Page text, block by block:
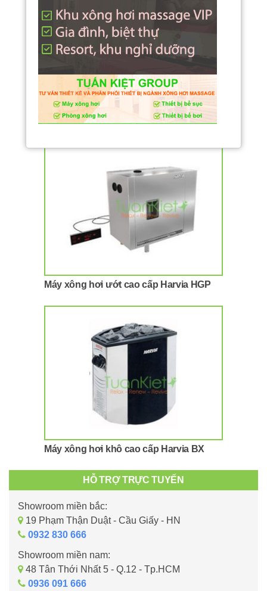
Máy xông hơi khô cao cấp HP 6 KW
Máy xông hơi ướt cao cấp Harvia HGP
Máy xông hơi khô cao cấp Harvia BX
HỖ TRỢ TRỰC TUYẾN
Showroom miền bắc:
19 Phạm Thận Duật - Cầu Giấy - HN
0932 830 666
Showroom miền nam:
48 Tân Thới Nhất 5 - Q.12 - Tp.HCM
0936 091 666